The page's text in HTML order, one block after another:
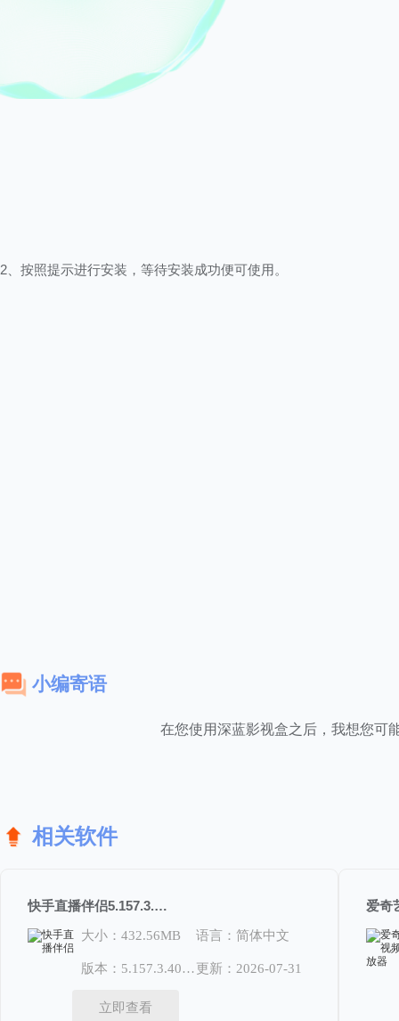
2、按照提示进行安装，等待安装成功便可使用。
小编寄语
在您使用深蓝影视盒之后，我想您可
相关软件
快手直播伴侣5.157.3.4040
大小：432.56MB 语言：简体中文
版本：5.157.3.4040 更新：2026-07-31
立即查看